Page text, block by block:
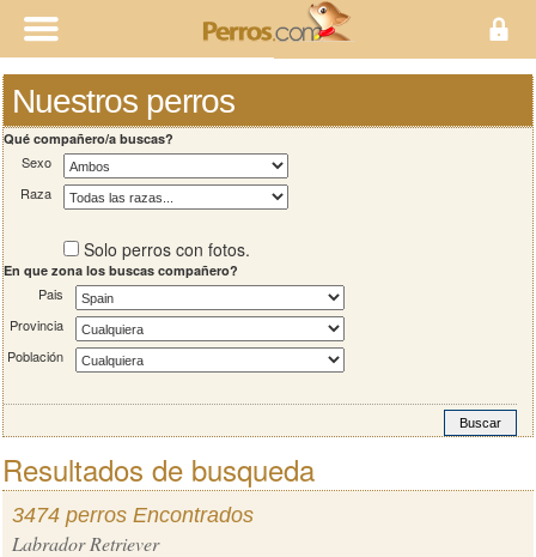
Nuestros perros
Qué compañero/a buscas?
Sexo
Raza
Solo perros con fotos.
En que zona los buscas compañero?
Pais
Provincia
Población
Resultados de busqueda
3474 perros Encontrados
Labrador Retriever